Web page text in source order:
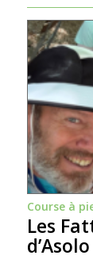
Course à
Les